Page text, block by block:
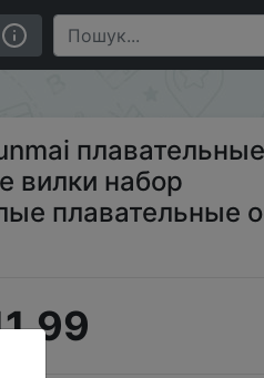
Взрослые
вилки набор
плавательные